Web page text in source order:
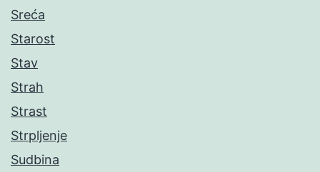
Sreća
Starost
Stav
Strah
Strast
Strpljenje
Sudbina